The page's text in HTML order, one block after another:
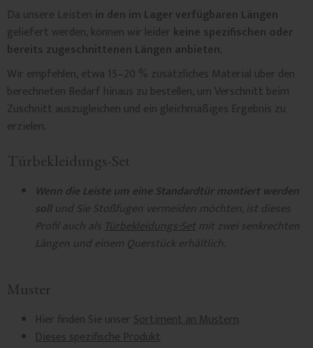
Da unsere Leisten in den im Lager verfügbaren Längen
geliefert werden, können wir leider keine spezifischen oder
bereits zugeschnittenen Längen anbieten.
Wir empfehlen, etwa 15–20 % zusätzliches Material über den
berechneten Bedarf hinaus zu bestellen, um Verschnitt beim
Zuschnitt auszugleichen und ein gleichmäßiges Ergebnis zu
erzielen.
Türbekleidungs-Set
Wenn die Leiste um eine Standardtür montiert werden
sollund Sie Stoßfugen vermeiden möchten, ist dieses
Profil auch alsTürbekleidungs-Set mit zwei senkrechten
Längen und einem Querstück erhältlich.
Muster
Hier finden Sie unserSortiment an Mustern.
Dieses spezifische Produkt